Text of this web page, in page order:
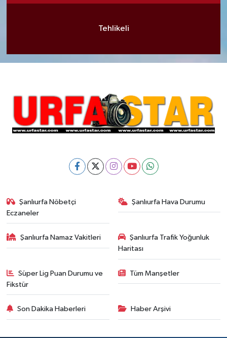
Tehlikeli
Şanlıurfa Nöbetçi
Eczaneler
Şanlıurfa Hava Durumu
Şanlıurfa Namaz Vakitleri
Şanlıurfa Trafik Yoğunluk
Haritası
Süper Lig Puan Durumu ve
Fikstür
Tüm Manşetler
Son Dakika Haberleri Haber Arşivi